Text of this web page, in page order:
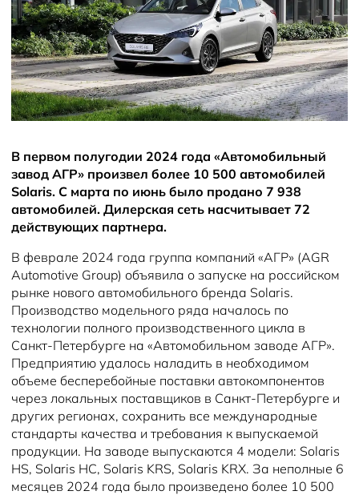
Плати частями
Помощь на дорогах
Информация о дилере
Новости
В первом полугодии 2024 года «Автомобильный
завод АГР» произвел более 10 500 автомобилей
Solaris. С марта по июнь было продано 7 938
автомобилей. Дилерская сеть насчитывает 72
действующих партнера.
В феврале 2024 года группа компаний «АГР» (AGR
Automotive Group) объявила о запуске на российском
рынке нового автомобильного бренда Solaris.
Производство модельного ряда началось по
технологии полного производственного цикла в
Санкт-Петербурге на «Автомобильном заводе АГР».
Предприятию удалось наладить в необходимом
объеме бесперебойные поставки автокомпонентов
через локальных поставщиков в Санкт-Петербурге и
других регионах, сохранить все международные
стандарты качества и требования к выпускаемой
продукции. На заводе выпускаются 4 модели: Solaris
HS, Solaris HC, Solaris KRS, Solaris KRX. За неполные 6
месяцев 2024 года было произведено более 10 500